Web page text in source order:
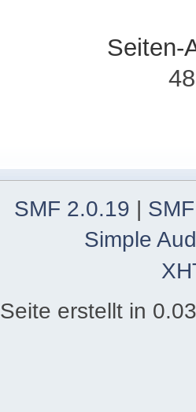
Seiten-
SMF 2.0.19 |
Simple
Seite erstellt in